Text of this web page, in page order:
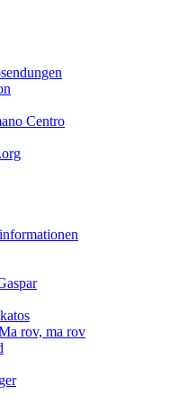
Centro
rov, ma rov